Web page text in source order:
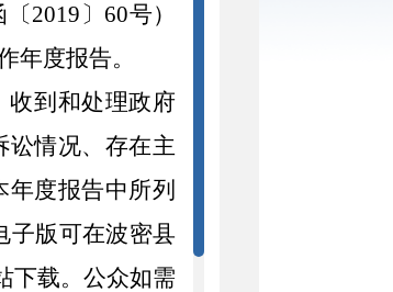
2019〕60号）
年度报告。
收到和处理政府
讼情况、存在主
度报告中所列
子版可在波密县
下载。公众如需